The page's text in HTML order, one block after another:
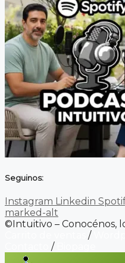
Seguinos:
Instagram Linkedin
marked-alt
©Intuitivo – Conocénos,
/
/